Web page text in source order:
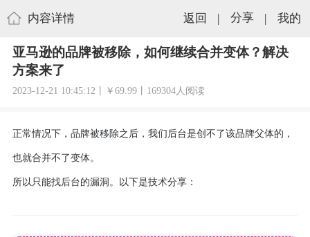
内容详情 返回 | 分享 | 我的
亚马逊的品牌被移除，如何继续合并变体？解决
方案来了
2023-12-21 10:45:12丨￥69.99丨169304人阅读
正常情况下，品牌被移除之后，我们后台是创不了该品牌父体的，
也就合并不了变体。
所以只能找后台的漏洞。以下是技术分享：